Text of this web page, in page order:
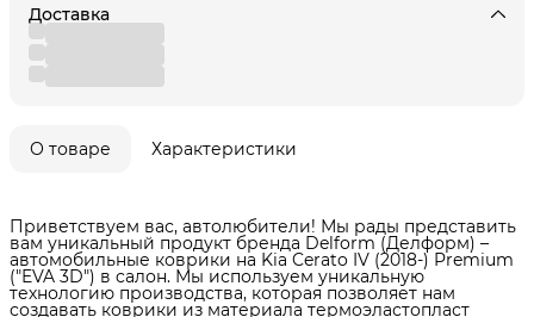
Доставка
О товаре Характеристики
Приветствуем вас, автолюбители! Мы рады представить
вам уникальный продукт бренда Delform (Делформ) –
автомобильные коврики на Kia Cerato IV (2018-) Premium
("EVA 3D") в cалон. Мы используем уникальную
технологию производства, которая позволяет нам
создавать коврики из материала термоэластопласт